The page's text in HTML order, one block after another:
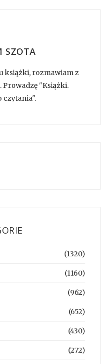
SZOTA
książki, rozmawiam z
Prowadzę "Książki.
czytania".
(1320)
(1160)
(962)
(652)
(430)
(272)